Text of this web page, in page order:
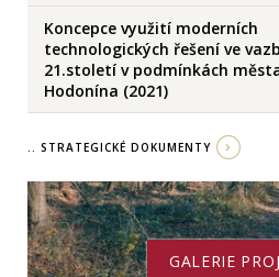
Koncepce využití moderních
technologických řešení ve
21.století v podmínkách
Hodonína (2021)
.. STRATEGICKÉ DOKUMENTY
GALERIE